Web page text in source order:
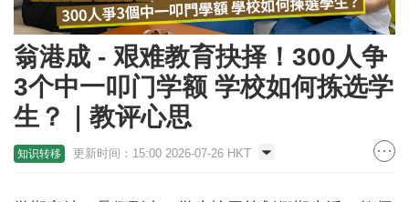
翁港成 - 艰难教育抉择！300人争
3个中一叩门学额 学校如何拣选学
生？｜教评心思
知识转移 更新时间：15:00 2026-07-26 HKT